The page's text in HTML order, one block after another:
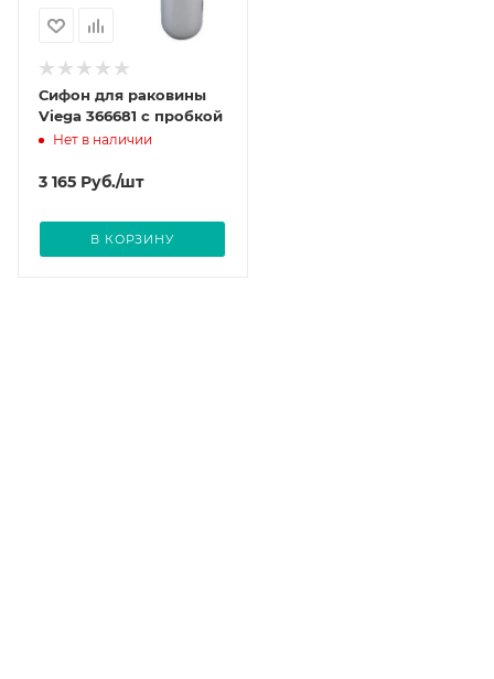
Сифон для раковины
Viega 366681 с пробкой
Нет в наличии
3 165 Руб./шт
В КОРЗИНУ